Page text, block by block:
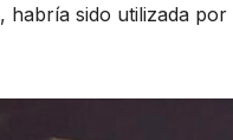
habría sido utilizada